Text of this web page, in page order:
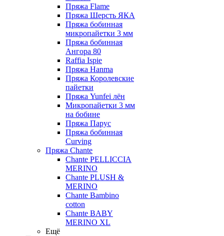
Пряжа Flame
Пряжа Шерсть ЯКА
Пряжа бобинная
микропайетки 3 мм
Пряжа бобинная
Ангора 80
Raffia Ispie
Пряжа Hanma
Пряжа Королевские
пайетки
Пряжа Yunfei лён
Микропайетки 3 мм
на бобине
Пряжа Парус
Пряжа бобинная
Curving
Пряжа Chante
Chante PELLICCIA
MERINO
Chante PLUSH &
MERINO
Chante Bambino
cotton
Chante BABY
MERINO XL
Ещё